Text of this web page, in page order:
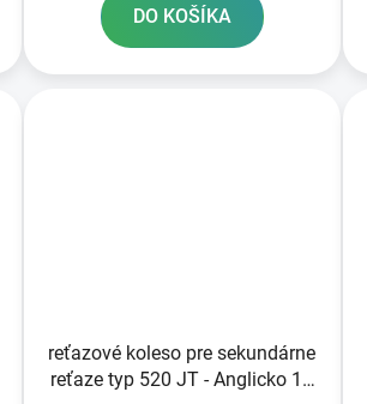
DO KOŠÍKA
reťazové koleso pre sekundárne
reťaze typ 520 JT - Anglicko 12